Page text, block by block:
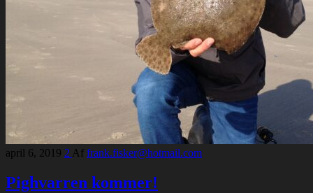
april 6, 2019 2 Af frank.fisker@hotmail.com
Pighvarren kommer!